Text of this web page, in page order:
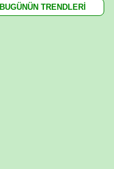
BUGÜNÜN TRENDLERİ